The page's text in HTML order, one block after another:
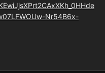
Nr54B6x-